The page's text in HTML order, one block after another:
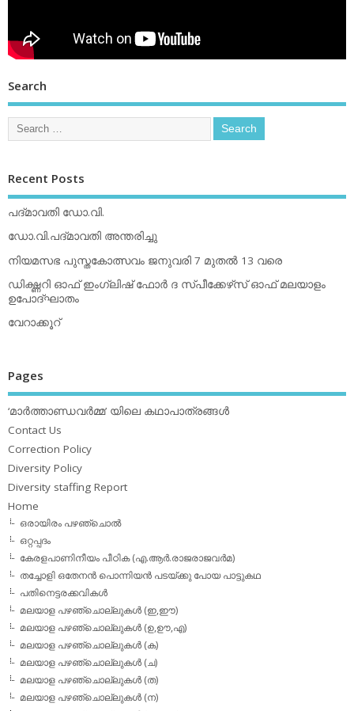
Search
Recent Posts
പദ്മാവതി ഡോ.വി.
ഡോ.വി.പദ്മാവതി അന്തരിച്ചു
നിയമസഭ പുസ്തകോത്സവം ജനുവരി 7 മുതല്‍ 13 വരെ
ഡിക്ഷ്ണറി ഓഫ് ഇംഗ്ലിഷ് ഫോര്‍ ദ സ്പീക്കേഴ്‌സ് ഓഫ് മലയാളം
ഉപോദ്ഘാതം
വേറാക്കൂറ്
Pages
‘മാര്‍ത്താണ്ഡവര്‍മ്മ’ യിലെ കഥാപാത്രങ്ങള്‍
Contact Us
Correction Policy
Diversity Policy
Diversity staffing Report
Home
ഒരായിരം പഴഞ്ചൊല്‍
ഒറ്റപ്പദം
കേരളപാണിനീയം പീഠിക (എ.ആര്‍.രാജരാജവര്‍മ)
തച്ചോളി ഒതേനൻ പൊന്നിയൻ പടയ്‌ക്കു പോയ പാട്ടുകഥ
പതിനെട്ടരക്കവികള്‍
മലയാള പഴഞ്ചൊല്ലുകള്‍ (ഇ,ഈ)
മലയാള പഴഞ്ചൊല്ലുകള്‍ (ഉ,ഊ,എ)
മലയാള പഴഞ്ചൊല്ലുകള്‍ (ക)
മലയാള പഴഞ്ചൊല്ലുകള്‍ (ച)
മലയാള പഴഞ്ചൊല്ലുകള്‍ (ത)
മലയാള പഴഞ്ചൊല്ലുകള്‍ (ന)